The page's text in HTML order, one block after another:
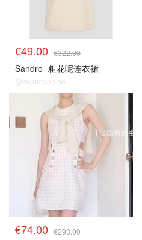
€49.00 €322.00
Sandro 粗花呢连衣裙
@dealmoon.de
€74.00 €293.00